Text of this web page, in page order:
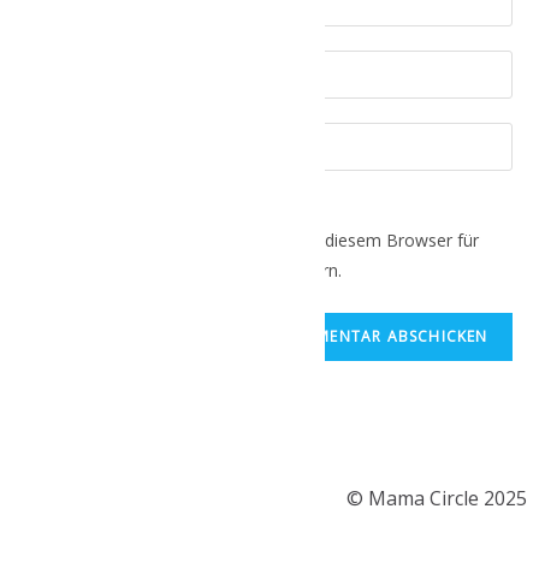
Name, E-Mail-Adresse und Website in diesem Browser für
meinen nächsten Kommentar speichern.
© Mama Circle 2025